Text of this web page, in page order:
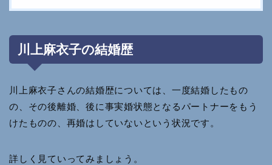
川上麻衣子の結婚歴
川上麻衣子さんの結婚歴については、一度結婚したもの
の、その後離婚、後に事実婚状態となるパートナーをもう
けたものの、再婚はしていないという状況です。
詳しく見ていってみましょう。